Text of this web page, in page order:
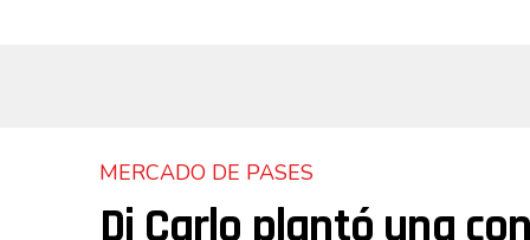
MERCADO DE PASES
Di Carlo plantó una